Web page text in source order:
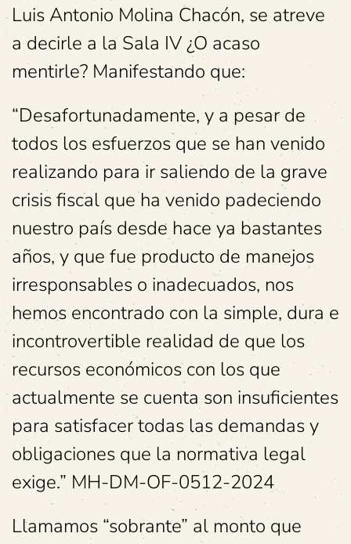
Luis Antonio Molina Chacón, se atreve
a decirle a la Sala IV ¿O acaso
mentirle? Manifestando que:
“Desafortunadamente, y a pesar de
todos los esfuerzos que se han venido
realizando para ir saliendo de la grave
crisis fiscal que ha venido padeciendo
nuestro país desde hace ya bastantes
años, y que fue producto de manejos
irresponsables o inadecuados, nos
hemos encontrado con la simple, dura e
incontrovertible realidad de que los
recursos económicos con los que
actualmente se cuenta son insuficientes
para satisfacer todas las demandas y
obligaciones que la normativa legal
exige.” MH-DM-OF-0512-2024
Llamamos “sobrante” al monto que